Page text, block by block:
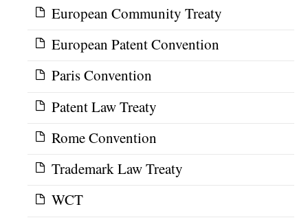
European Community Treaty
European Patent Convention
Paris Convention
Patent Law Treaty
Rome Convention
Trademark Law Treaty
WCT